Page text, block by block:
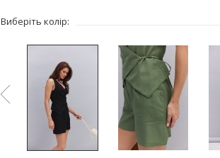
Виберіть колір: